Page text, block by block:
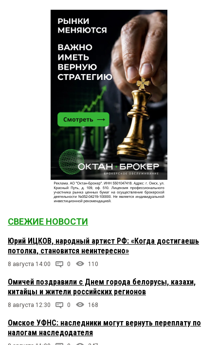
СВЕЖИЕ НОВОСТИ
Юрий ИЦКОВ, народный артист РФ: «Когда достигаешь
потолка, становится неинтересно»
8 августа 14:00 0 110
Омичей поздравили с Днем города белорусы, казахи,
китайцы и жители российских регионов
8 августа 12:30 0 168
Омское УФНС: наследники могут вернуть переплату по
налогам наследодателя